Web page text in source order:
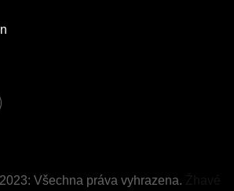
Všechna práva vyhrazena.